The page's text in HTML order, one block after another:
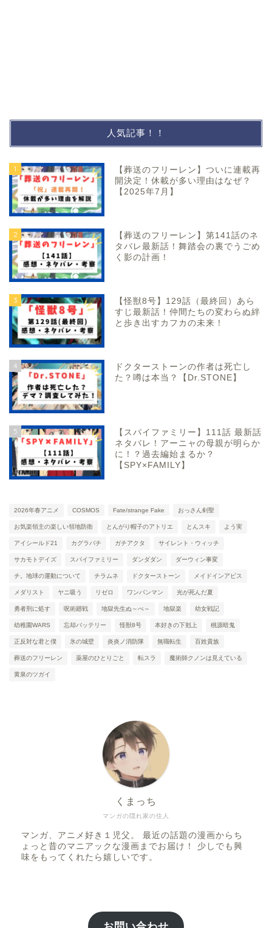
人気記事！！
1
【葬送のフリーレン】ついに連載再
開決定！休載が多い理由はなぜ？
【2025年7月】
2
【葬送のフリーレン】第141話のネ
タバレ最新話！舞踏会の裏でうごめ
く影の計画！
3
【怪獣8号】129話（最終回）あら
すじ最新話！仲間たちの変わらぬ絆
と歩き出すカフカの未来！
4
ドクターストーンの作者は死亡し
た？噂は本当？【Dr.STONE】
5
【スパイファミリー】111話 最新話
ネタバレ！アーニャの母親が明らか
に！？過去編始まるか？
【SPY×FAMILY】
2026年春アニメ COSMOS Fate/strange Fake おっさん剣聖
お気楽領主の楽しい領地防衛 とんがり帽子のアトリエ とんスキ よう実
アイシールド21 カグラバチ ガチアクタ サイレント・ウィッチ
サカモトデイズ スパイファミリー ダンダダン ダーウィン事変
チ。地球の運動について チラムネ ドクターストーン メイドインアビス
メダリスト ヤニ吸う リゼロ ワンパンマン 光が死んだ夏
勇者刑に処す 呪術廻戦 地獄先生ぬ～べ～ 地獄楽 幼女戦記
幼稚園WARS 忘却バッテリー 怪獣8号 本好きの下剋上 桃源暗鬼
正反対な君と僕 氷の城壁 炎炎ノ消防隊 無職転生 百姓貴族
葬送のフリーレン 薬屋のひとりごと 転スラ 魔術師クノンは見えている
黄泉のツガイ
マンガの隠れ家の住人
くまっち
マンガ、アニメ好き１児父。 最近の話題の漫画からち
ょっと昔のマニアックな漫画までお届け！ 少しでも興
味をもってくれたら嬉しいです。
SF